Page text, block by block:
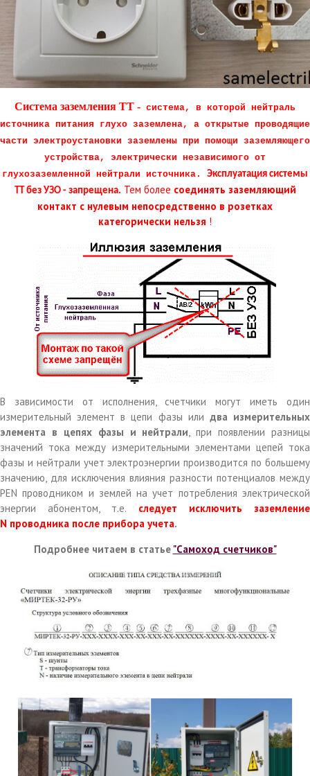
Система заземления TT - система, в которой нейтраль
источника питания глухо заземлена, а открытые проводящие
части электроустановки заземлены при помощи заземляющего
устройства, электрически независимого от
глухозаземленной нейтрали источника. Эксплуатация системы
ТТ без УЗО - запрещена. Тем более соединять заземляющий
контакт с нулевым непосредственно в розетках
категорически нельзя !
В зависимости от исполнения, счетчики могут иметь один
измерительный элемент в цепи фазы или два измерительных
элемента в цепях фазы и нейтрали , при появлении разницы
значений тока между измерительными элементами цепей тока
фазы и нейтрали учет электроэнергии производится по большему
значению, для исключения влияния разности потенциалов между
PEN проводником и землей на учет потребления электрической
энергии абонентом, т.е. следует исключить заземление
N проводника после прибора учета.
Подробнее читаем в статье "Самоход счетчиков"